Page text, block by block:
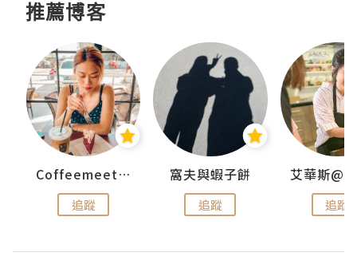
推薦博客
Coffeemeetjojo
追蹤
窩夫與蝦子餅
追蹤 追蹤